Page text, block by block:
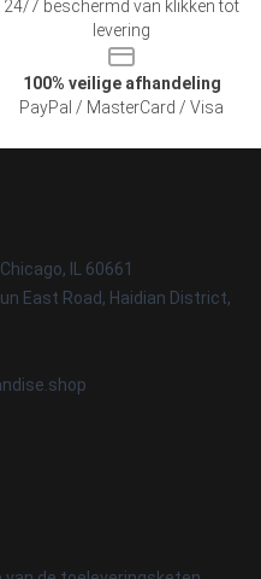
24/7 beschermd van klikken tot
levering
100% veilige afhandeling
PayPal / MasterCard / Visa
IL 60661
East Road, Haidian District,